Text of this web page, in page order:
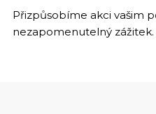
Přizpůsobíme akci vašim
nezapomenutelný zážitek.